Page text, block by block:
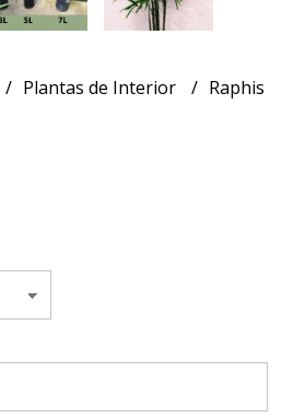
Plantas de Interior Raphis